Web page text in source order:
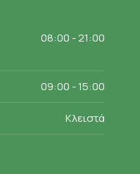
08:00 - 21:00
09:00 - 15:00
Κλειστά